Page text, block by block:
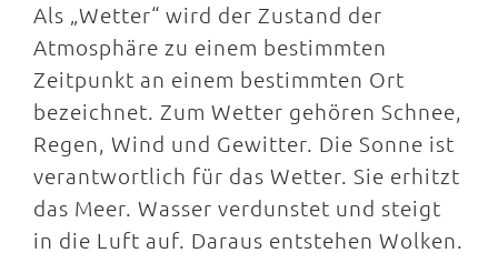
Als „Wetter“ wird der Zustand der
Atmosphäre zu einem bestimmten
Zeitpunkt an einem bestimmten Ort
bezeichnet. Zum Wetter gehören Schnee,
Regen, Wind und Gewitter. Die Sonne ist
verantwortlich für das Wetter. Sie erhitzt
das Meer. Wasser verdunstet und steigt
in die Luft auf. Daraus entstehen Wolken.